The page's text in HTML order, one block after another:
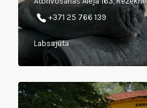
+371 25 766 139
Labsajūta